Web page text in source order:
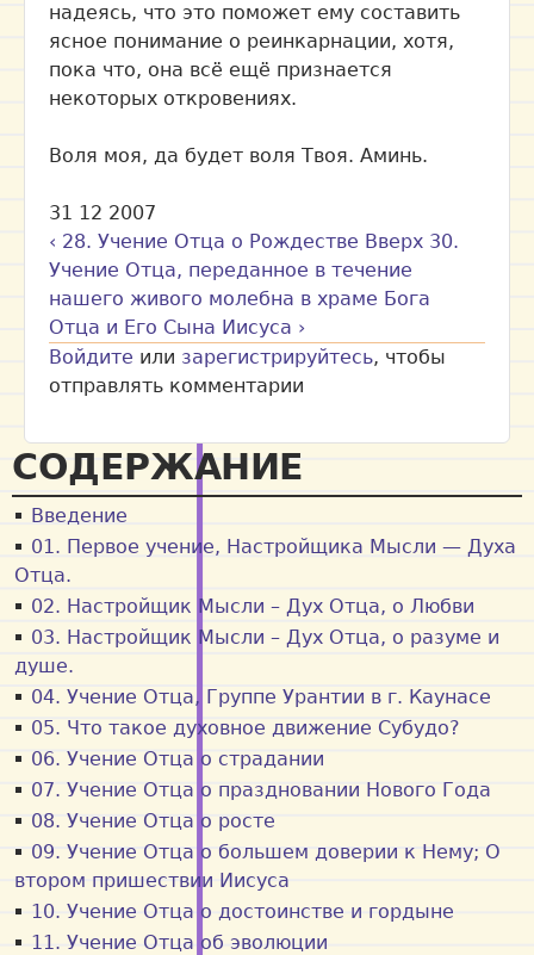
надеясь, что это поможет ему составить
ясное понимание о реинкарнации, хотя,
пока что, она всё ещё признается
некоторых откровениях.
Воля моя, да будет воля Твоя. Аминь.
31 12 2007
‹ 28. Учение Отца о Рождестве Вверх 30.
Учение Отца, переданное в течение
нашего живого молебна в храме Бога
Отца и Его Сына Иисуса ›
Войдите или зарегистрируйтесь, чтобы
отправлять комментарии
СОДЕРЖАНИЕ
Введение
01. Первое учение, Настройщика Мысли — Духа
Отца.
02. Настройщик Мысли – Дух Отца, o Любви
03. Настройщик Мысли – Дух Отца, о разуме и
душе.
04. Учение Отца, Группе Урантии в г. Каунасе
05. Что такое духовное движение Субудо?
06. Учение Отца о страдании
07. Учение Отца о праздновании Нового Года
08. Учение Отца о росте
09. Учение Отца о большем доверии к Нему; О
втором пришествии Иисуса
10. Учение Отца о достоинстве и гордыне
11. Учение Отца об эволюции